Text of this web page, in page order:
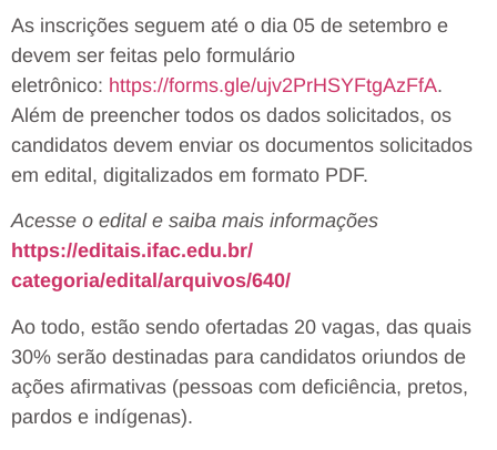
As inscrições seguem até o dia 05 de setembro e
devem ser feitas pelo formulário
eletrônico: https://forms.gle/ujv2PrHSYFtgAzFfA.
Além de preencher todos os dados solicitados, os
candidatos devem enviar os documentos solicitados
em edital, digitalizados em formato PDF.
Acesse o edital e saiba mais informações
https://editais.ifac.edu.br/
categoria/edital/arquivos/640/
Ao todo, estão sendo ofertadas 20 vagas, das quais
30% serão destinadas para candidatos oriundos de
ações afirmativas (pessoas com deficiência, pretos,
pardos e indígenas).